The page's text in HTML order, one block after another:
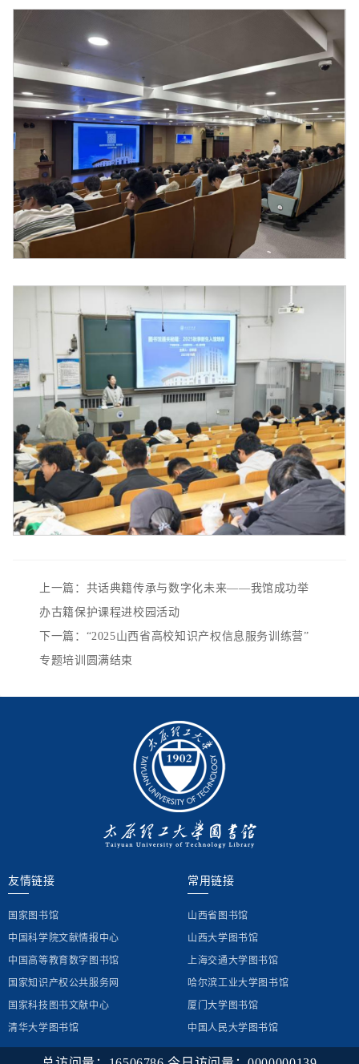
上一篇：共话典籍传承与数字化未来——我馆成功举
办古籍保护课程进校园活动
下一篇：“2025山西省高校知识产权信息服务训练营”
专题培训圆满结束
友情链接
国家图书馆
中国科学院文献情报中心
中国高等教育数字图书馆
国家知识产权公共服务网
国家科技图书文献中心
清华大学图书馆
常用链接
山西省图书馆
山西大学图书馆
上海交通大学图书馆
哈尔滨工业大学图书馆
厦门大学图书馆
中国人民大学图书馆